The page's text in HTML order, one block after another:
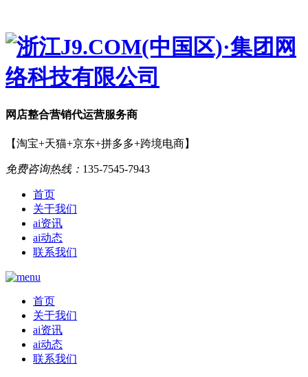
网店整合营销代运营服务商
【淘宝+天猫+京东+拼多多+跨境电商】
免费咨询热线： 135-7545-7943
首页
关于我们
ai资讯
ai动态
联系我们
首页
关于我们
ai资讯
ai动态
联系我们